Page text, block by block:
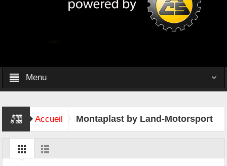
Menu
Accueil Montaplast by Land-Motorsport